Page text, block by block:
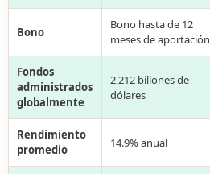
Bono
Bono hasta de 12
meses de aportación
Fondos
administrados
globalmente
2,212 billones de
dólares
Rendimiento
promedio
14.9% anual